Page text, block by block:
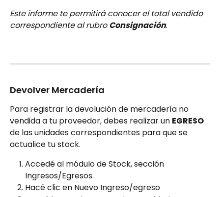
Este informe te permitirá conocer el total vendido
correspondiente al rubro Consignación.
Devolver Mercadería
Para registrar la devolución de mercadería no
vendida a tu proveedor, debes realizar un EGRESO
de las unidades correspondientes para que se
actualice tu stock.
Accedé al módulo de Stock, sección
Ingresos/Egresos.
Hacé clic en Nuevo Ingreso/egreso